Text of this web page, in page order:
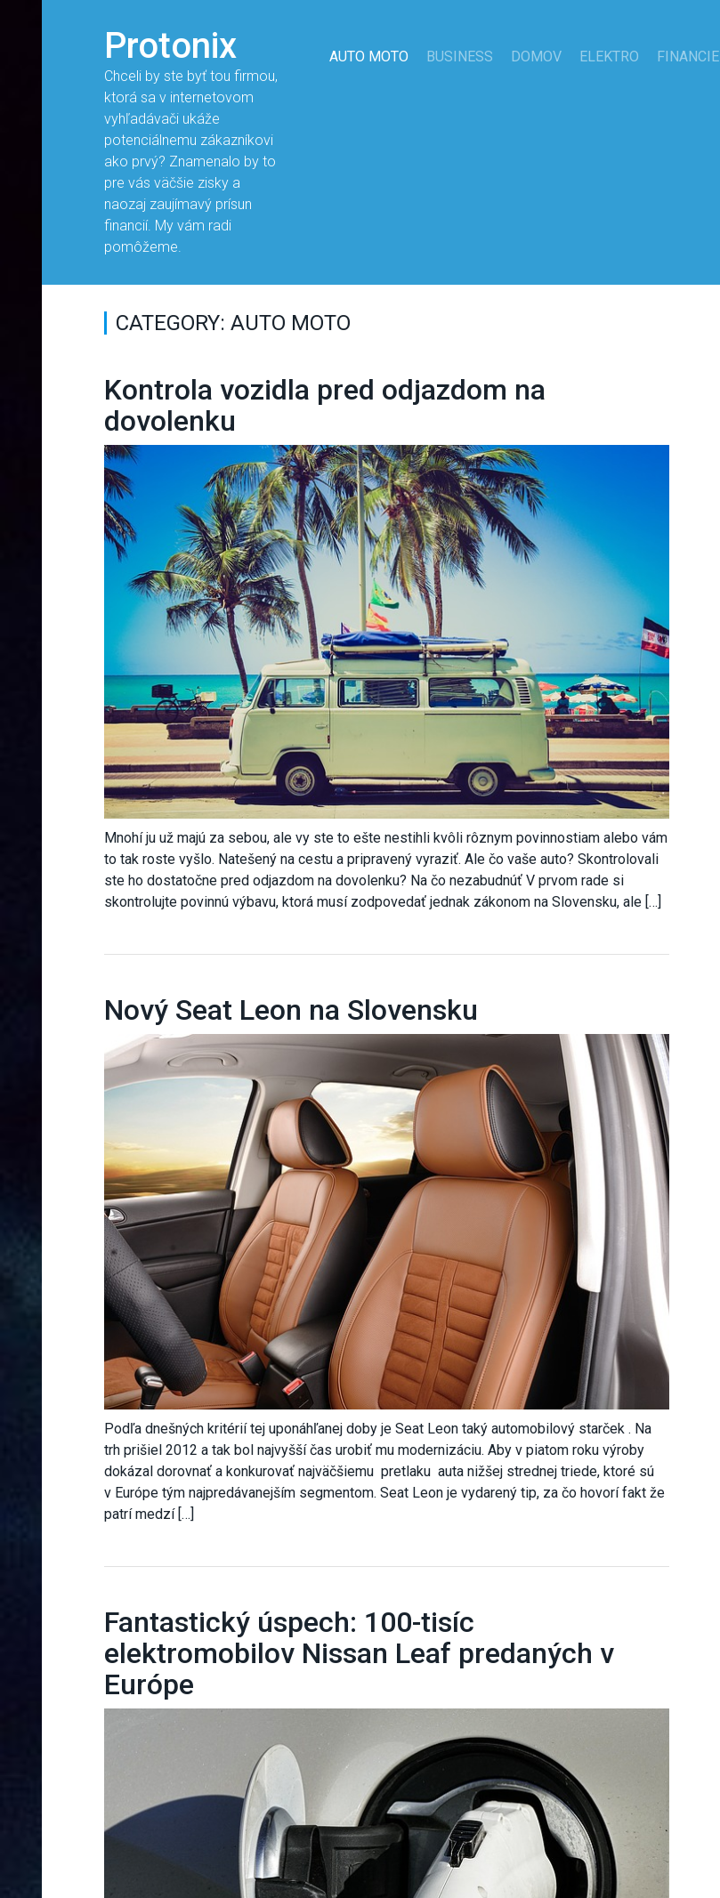
Protonix
Chceli by ste byť tou firmou,
ktorá sa v internetovom
vyhľadávači ukáže
potenciálnemu zákazníkovi
ako prvý? Znamenalo by to
pre vás väčšie zisky a
naozaj zaujímavý prísun
financií. My vám radi
pomôžeme.
AUTO MOTO BUSINESS DOMOV ELEKTRO FINANCIE
CATEGORY: AUTO MOTO
Kontrola vozidla pred odjazdom na
dovolenku
Mnohí ju už majú za sebou, ale vy ste to ešte nestihli kvôli rôznym povinnostiam alebo vám
to tak roste vyšlo. Natešený na cestu a pripravený vyraziť. Ale čo vaše auto? Skontrolovali
ste ho dostatočne pred odjazdom na dovolenku? Na čo nezabudnúť V prvom rade si
skontrolujte povinnú výbavu, ktorá musí zodpovedať jednak zákonom na Slovensku, ale […]
Nový Seat Leon na Slovensku
Podľa dnešných kritérií tej uponáhľanej doby je Seat Leon taký automobilový starček . Na
trh prišiel 2012 a tak bol najvyšší čas urobiť mu modernizáciu. Aby v piatom roku výroby
dokázal dorovnať a konkurovať najväčšiemu pretlaku auta nižšej strednej triede, ktoré sú
v Európe tým najpredávanejším segmentom. Seat Leon je vydarený tip, za čo hovorí fakt že
patrí medzí […]
Fantastický úspech: 100-tisíc
elektromobilov Nissan Leaf predaných v
Európe